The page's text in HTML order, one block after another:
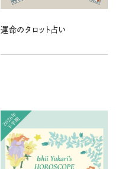
運命のタロット占い